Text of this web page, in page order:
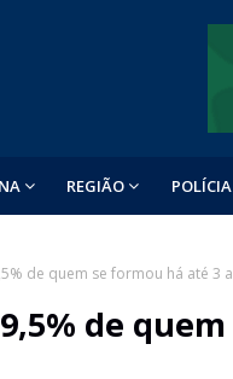
REGIÃO POLÍCIA
de quem se formou há até 3
de